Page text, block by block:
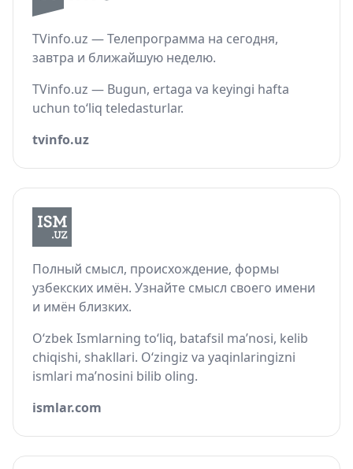
TVinfo.uz — Телепрограмма на сегодня,
завтра и ближайшую неделю.
TVinfo.uz — Bugun, ertaga va keyingi hafta
uchun to‘liq teledasturlar.
tvinfo.uz
Полный смысл, происхождение, формы
узбекских имён. Узнайте смысл своего имени
и имён близких.
O‘zbek Ismlarning to‘liq, batafsil ma’nosi, kelib
chiqishi, shakllari. O‘zingiz va yaqinlaringizni
ismlari ma’nosini bilib oling.
ismlar.com